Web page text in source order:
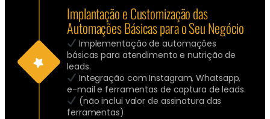
Implantação e Customização das
Automações Básicas para o Seu Negócio
Implementação de automações
básicas para atendimento e nutrição de
leads.
Integração com Instagram, Whatsapp,
e-mail e ferramentas de captura de leads.
(não inclui valor de assinatura das
ferramentas)